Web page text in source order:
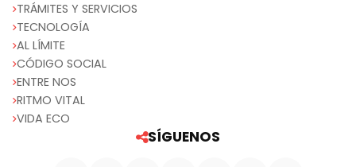
TRÁMITES Y SERVICIOS
TECNOLOGÍA
AL LÍMITE
CÓDIGO SOCIAL
ENTRE NOS
RITMO VITAL
VIDA ECO
SÍGUENOS